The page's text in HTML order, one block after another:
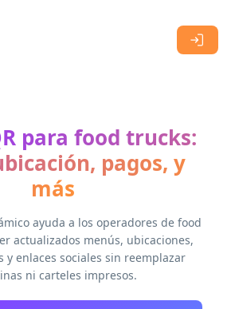
para food trucks:
pagos, y
más
ayuda a los operadores de food
actualizados menús, ubicaciones,
y enlaces sociales sin reemplazar
ni carteles impresos.